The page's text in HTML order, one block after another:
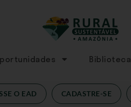
Biblioteca
O EAD CADASTRE-SE